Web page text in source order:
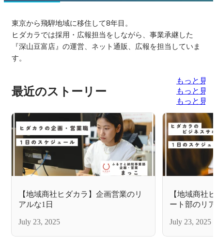
東京から飛騨地域に移住して8年目。
ヒダカラでは採用・広報担当をしながら、事業承継した
『深山豆富店』の運営、ネット通販、広報を担当していま
す。
最近のストーリー
もっと見る
もっと見る
もっと見る
【地域商社ヒダカラ】企画営業のリ
アルな1日
July 23, 2025
【地域商社
ート部のリ
July 23, 2025